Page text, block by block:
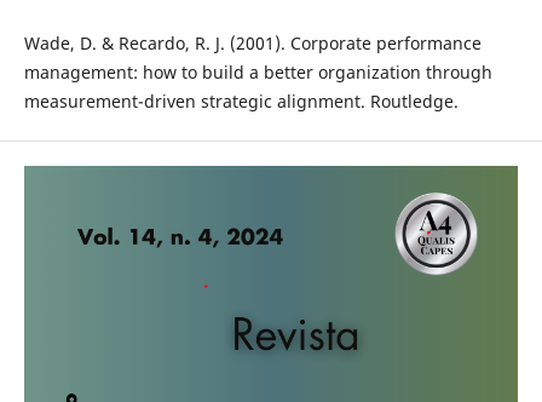
Wade, D. & Recardo, R. J. (2001). Corporate performance
management: how to build a better organization through
measurement-driven strategic alignment. Routledge.